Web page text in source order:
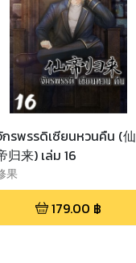
รพรรดิเซียนหวนคืน (仙
归来) เล่ม 16
果
179.00 ฿